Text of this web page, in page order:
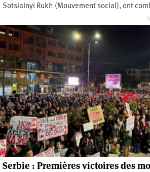
Sotsialnyi Rukh (Mouvement social), ont
Serbie : Premières victoires des